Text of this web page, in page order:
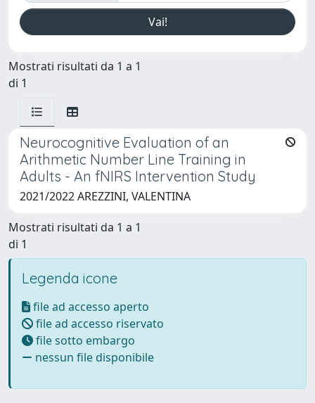
Mostrati risultati da 1 a 1
di 1
Neurocognitive Evaluation of an
Arithmetic Number Line Training in
Adults - An fNIRS Intervention Study
2021/2022 AREZZINI, VALENTINA
Mostrati risultati da 1 a 1
di 1
Legenda icone
file ad accesso aperto
file ad accesso riservato
file sotto embargo
nessun file disponibile